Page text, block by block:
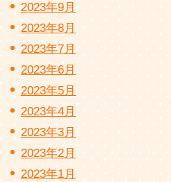
2023年9月
2023年8月
2023年7月
2023年6月
2023年5月
2023年4月
2023年3月
2023年2月
2023年1月